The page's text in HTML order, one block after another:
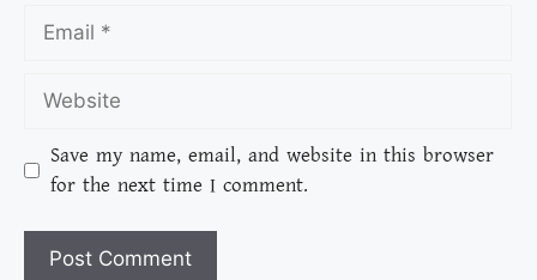
Save my name, email, and website in this browser
for the next time I comment.